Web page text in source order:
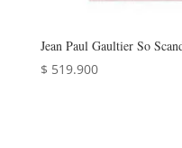
Jean Paul Gaultier So
$ 519.900